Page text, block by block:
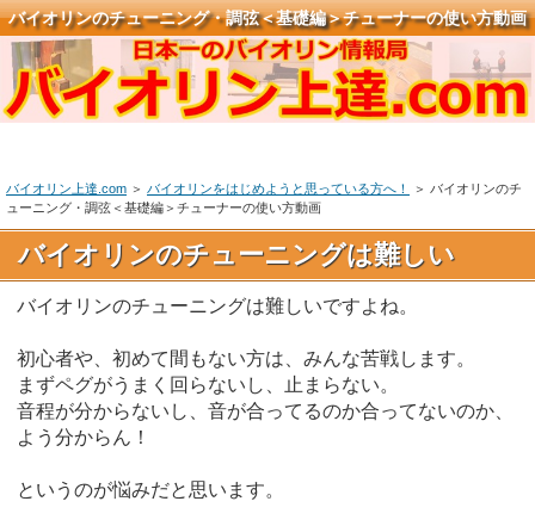
バイオリンのチューニング・調弦＜基礎編＞チューナーの使い方動画
バイオリン上達.com ＞ バイオリンをはじめようと思っている方へ！
＞ バイオリンのチ
ューニング・調弦＜基礎編＞チューナーの使い方動画
バイオリンのチューニングは難しい
バイオリンのチューニングは難しいですよね。
初心者や、初めて間もない方は、みんな苦戦します。
まずペグがうまく回らないし、止まらない。
音程が分からないし、音が合ってるのか合ってないのか、
よう分からん！
というのが悩みだと思います。